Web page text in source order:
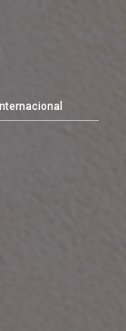
Internacional